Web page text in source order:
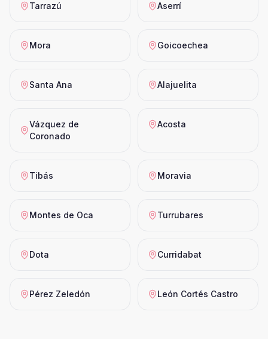
Tarrazú Aserrí
Mora Goicoechea
Santa Ana Alajuelita
Vázquez de
Coronado
Acosta
Tibás Moravia
Montes de Oca Turrubares
Dota Curridabat
Pérez Zeledón León Cortés Castro